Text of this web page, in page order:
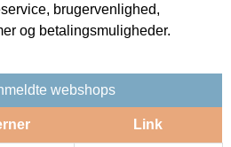
brugervenlighed,
og betalingsmuligheder.
webshops
Link